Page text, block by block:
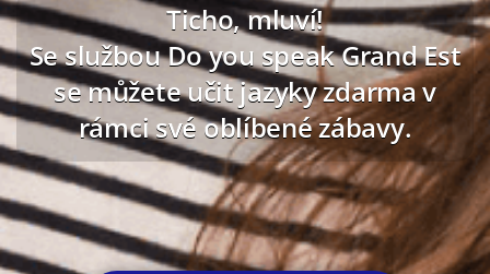
Ticho, mluví!
Se službou Do you speak Grand Est
se můžete učit jazyky zdarma v
rámci své oblíbené zábavy.